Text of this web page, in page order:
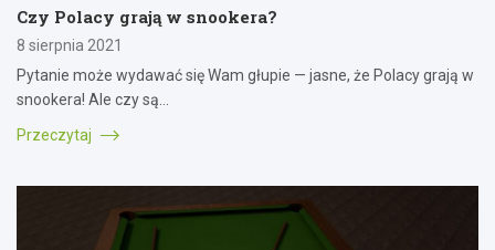
Czy Polacy grają w snookera?
8 sierpnia 2021
Pytanie może wydawać się Wam głupie — jasne, że Polacy grają w
snookera! Ale czy są…
Przeczytaj